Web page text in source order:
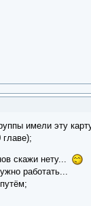
имели эту
скажи нету...
работать...